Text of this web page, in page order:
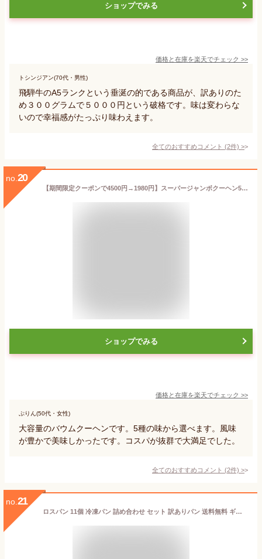
ショップでみる
価格と在庫を楽天でチェック >>
トシンジアン(70代・男性)
飛騨牛のA5ランクという垂涎の的である商品が、訳ありのた
め３００グラムで５０００円という破格です。味は変わらな
いので幸福感がたっぷり味わえます。
全てのおすすめコメント (2件) >
no. 20
【期間限定クーポンで4500円→1980円】スーパージャンボクーヘン5種の味から選べる3種セット 1個500gの超ド級バームクーヘンが3つ入っています！※沖縄へのお届けは追加送料1000円が発生致します! バームクーヘン バウムクーヘン
ショップでみる
価格と在庫を楽天でチェック >>
ぷりん(50代・女性)
大容量のバウムクーヘンです。5種の味から選べます。風味
が豊かで美味しかったです。コスパが抜群で大満足でした。
全てのおすすめコメント (2件) >
no. 21
ロスパン 11個 冷凍パン 詰め合わせ セット 訳ありパン 送料無料 ギフト ロスパン 福袋 フードロス 冷凍食品 パン活 SDGs パン プレゼント 焼くだけ